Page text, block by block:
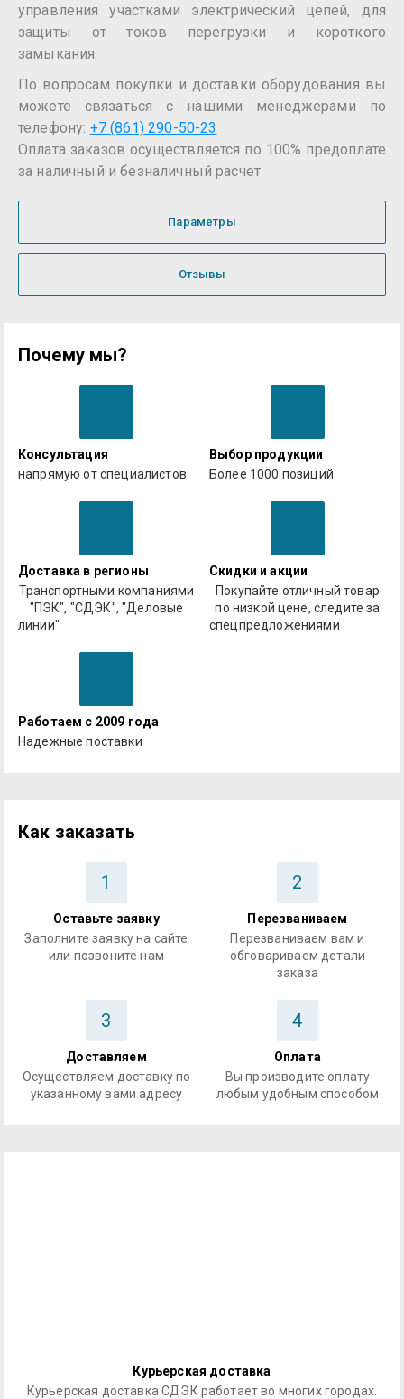
управления участками электрический цепей, для
защиты от токов перегрузки и короткого
замыкания.
По вопросам покупки и доставки оборудования вы
можете связаться с нашими менеджерами по
телефону: +7 (861) 290-50-23
Оплата заказов осуществляется по 100% предоплате
за наличный и безналичный расчет
Параметры
Отзывы
Почему мы?
Консультация
напрямую от специалистов
Выбор продукции
Более 1000 позиций
Доставка в регионы
Транспортными компаниями
"ПЭК", "СДЭК", "Деловые
линии"
Скидки и акции
Покупайте отличный товар
по низкой цене, следите за
спецпредложениями
Работаем с 2009 года
Надежные поставки
Как заказать
1
Оставьте заявку
Заполните заявку на сайте
или позвоните нам
2
Перезваниваем
Перезваниваем вам и
обговариваем детали
заказа
3
Доставляем
Осуществляем доставку по
указанному вами адресу
4
Оплата
Вы производите оплату
любым удобным способом
Курьерская доставка
Курьерская доставка СДЭК работает во многих городах.